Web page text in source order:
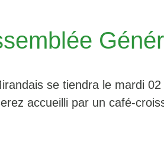
se tiendra le mardi
accueilli par un café-